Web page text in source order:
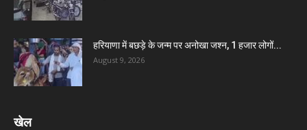
हरियाणा में बछड़े के जन्म पर अनोखा जश्न, 1 हजार लोगों...
August 9, 2026
खेल